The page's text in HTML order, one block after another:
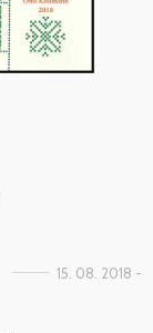
15. 08. 2018 -